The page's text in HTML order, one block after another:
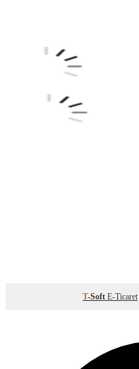
T-Soft E-Ticaret